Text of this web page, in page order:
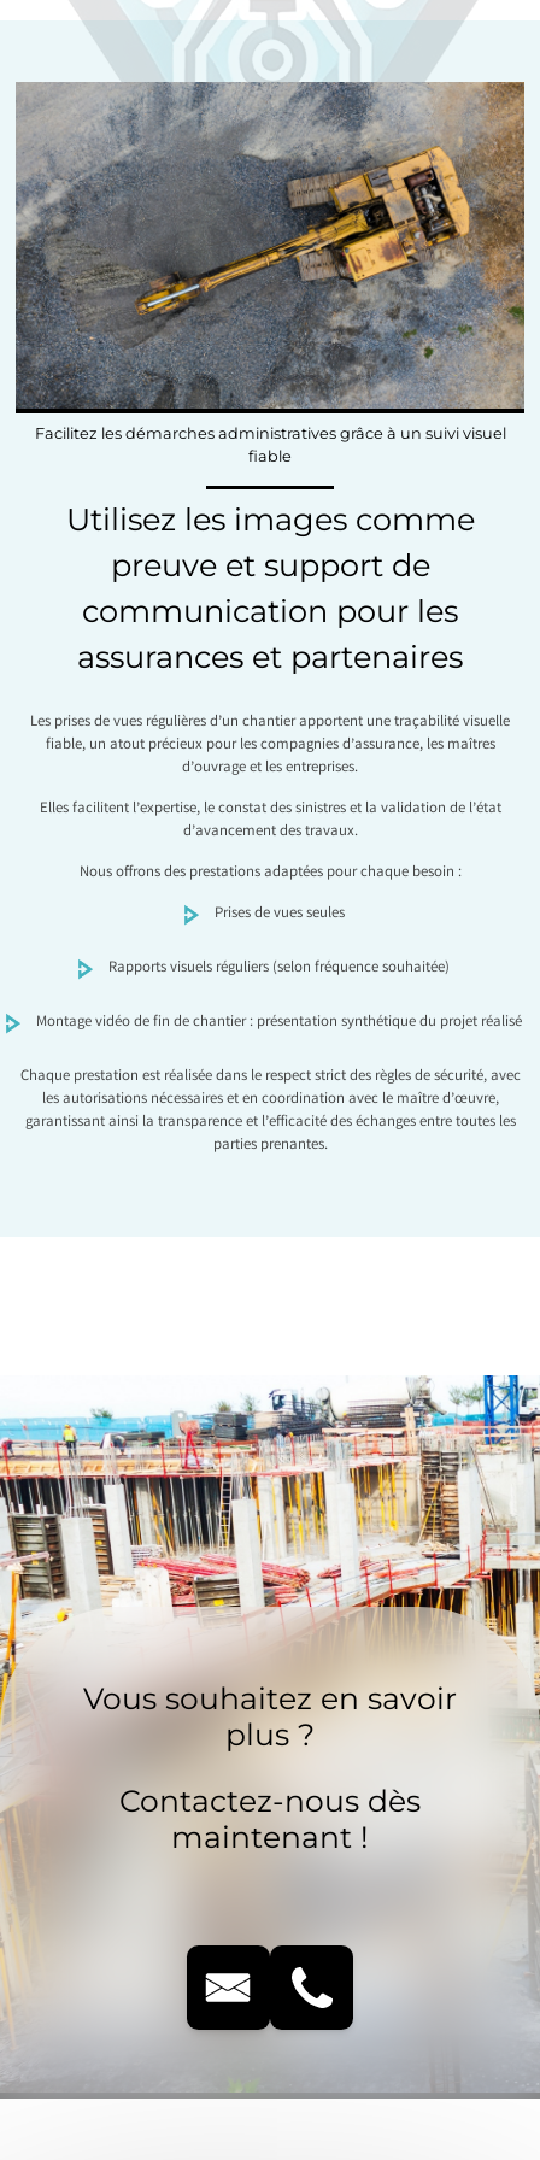
Facilitez les démarches administratives grâce à un suivi visuel
fiable
Utilisez les images comme
preuve et support de
communication pour les
assurances et partenaires
Les prises de vues régulières d’un chantier apportent une traçabilité visuelle
fiable, un atout précieux pour les compagnies d’assurance, les maîtres
d’ouvrage et les entreprises.
Elles facilitent l’expertise, le constat des sinistres et la validation de l’état
d’avancement des travaux.
Nous offrons des prestations adaptées pour chaque besoin :
Prises de vues seules
Rapports visuels réguliers (selon fréquence souhaitée)
Montage vidéo de fin de chantier : présentation synthétique du projet réalisé
Chaque prestation est réalisée dans le respect strict des règles de sécurité, avec
les autorisations nécessaires et en coordination avec le maître d’œuvre,
garantissant ainsi la transparence et l’efficacité des échanges entre toutes les
parties prenantes.
Vous souhaitez en savoir
plus ?
Contactez-nous dès
maintenant !